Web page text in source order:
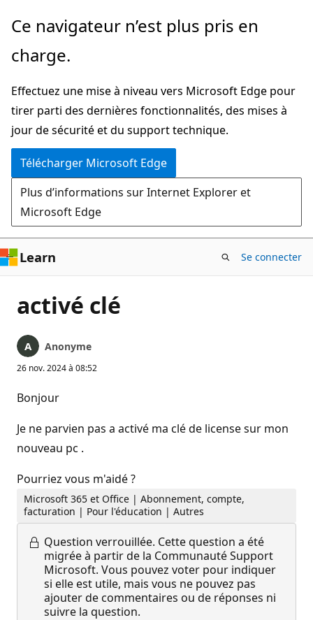
Passer
directement
au
principal
Ce navigateur n’est plus pris en
charge.
Effectuez une mise à niveau vers Microsoft Edge pour
tirer parti des dernières fonctionnalités, des mises à
jour de sécurité et du support technique.
Télécharger Microsoft Edge
Plus d’informations sur Internet Explorer et
Microsoft Edge
Learn Se connecter
activé clé
Anonyme
26 nov. 2024 à 08:52
Bonjour
Je ne parvien pas a activé ma clé de license sur mon
nouveau pc .
Pourriez vous m'aidé ?
Microsoft 365 et Office | Abonnement, compte,
facturation | Pour l'éducation | Autres
Question verrouillée. Cette question a été
migrée à partir de la Communauté Support
Microsoft. Vous pouvez voter pour indiquer
si elle est utile, mais vous ne pouvez pas
ajouter de commentaires ou de réponses ni
suivre la question.